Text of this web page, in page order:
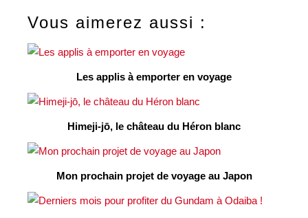
Vous aimerez aussi :
Les applis à emporter en voyage
Himeji-jō, le château du Héron blanc
Mon prochain projet de voyage au Japon